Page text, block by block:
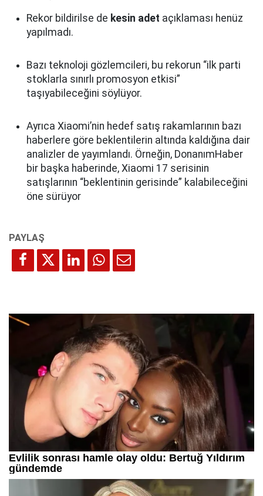
Rekor bildirilse de kesin adet açıklaması henüz
yapılmadı.
Bazı teknoloji gözlemcileri, bu rekorun “ilk parti
stoklarla sınırlı promosyon etkisi”
taşıyabileceğini söylüyor.
Ayrıca Xiaomi’nin hedef satış rakamlarının bazı
haberlere göre beklentilerin altında kaldığına dair
analizler de yayımlandı. Örneğin, DonanımHaber
bir başka haberinde, Xiaomi 17 serisinin
satışlarının “beklentinin gerisinde” kalabileceğini
öne sürüyor